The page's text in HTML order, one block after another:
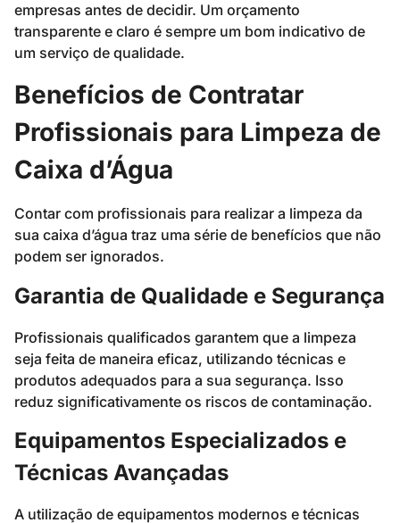
empresas antes de decidir. Um orçamento
transparente e claro é sempre um bom indicativo de
um serviço de qualidade.
Benefícios de Contratar
Profissionais para Limpeza de
Caixa d’Água
Contar com profissionais para realizar a limpeza da
sua caixa d’água traz uma série de benefícios que não
podem ser ignorados.
Garantia de Qualidade e Segurança
Profissionais qualificados garantem que a limpeza
seja feita de maneira eficaz, utilizando técnicas e
produtos adequados para a sua segurança. Isso
reduz significativamente os riscos de contaminação.
Equipamentos Especializados e
Técnicas Avançadas
A utilização de equipamentos modernos e técnicas